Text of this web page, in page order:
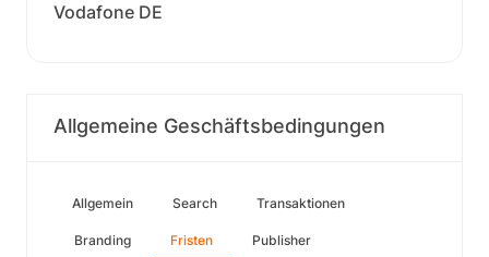
Vodafone DE
Allgemeine Geschäftsbedingungen
Allgemein Search Transaktionen
Branding Fristen Publisher